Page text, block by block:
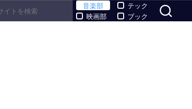
音楽部
映画部
テック
ブック